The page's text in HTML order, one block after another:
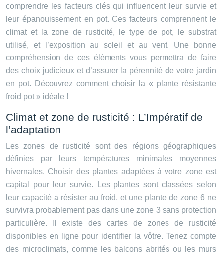
comprendre les facteurs clés qui influencent leur survie et
leur épanouissement en pot. Ces facteurs comprennent le
climat et la zone de rusticité, le type de pot, le substrat
utilisé, et l’exposition au soleil et au vent. Une bonne
compréhension de ces éléments vous permettra de faire
des choix judicieux et d’assurer la pérennité de votre jardin
en pot. Découvrez comment choisir la « plante résistante
froid pot » idéale !
Climat et zone de rusticité : L’Impératif de
l’adaptation
Les zones de rusticité sont des régions géographiques
définies par leurs températures minimales moyennes
hivernales. Choisir des plantes adaptées à votre zone est
capital pour leur survie. Les plantes sont classées selon
leur capacité à résister au froid, et une plante de zone 6 ne
survivra probablement pas dans une zone 3 sans protection
particulière. Il existe des cartes de zones de rusticité
disponibles en ligne pour identifier la vôtre. Tenez compte
des microclimats, comme les balcons abrités ou les murs